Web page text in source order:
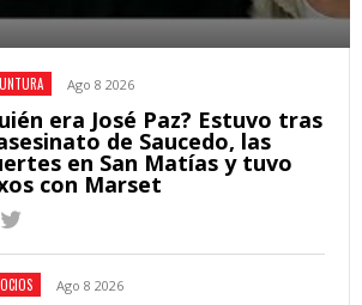
Ago 8 2026
era José Paz? Estuvo tras
de Saucedo, las
en San Matías y tuvo
con Marset
Ago 8 2026